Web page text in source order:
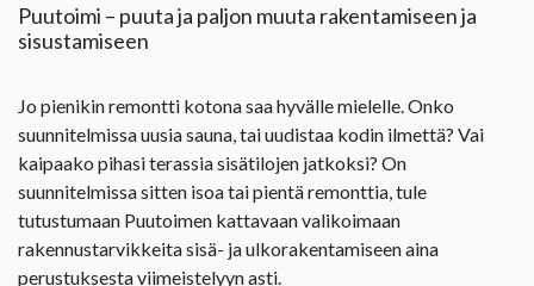
Puutoimi – puuta ja paljon muuta rakentamiseen ja
sisustamiseen
Jo pienikin remontti kotona saa hyvälle mielelle. Onko
suunnitelmissa uusia sauna, tai uudistaa kodin ilmettä? Vai
kaipaako pihasi terassia sisätilojen jatkoksi? On
suunnitelmissa sitten isoa tai pientä remonttia, tule
tutustumaan Puutoimen kattavaan valikoimaan
rakennustarvikkeita sisä- ja ulkorakentamiseen aina
perustuksesta viimeistelyyn asti.